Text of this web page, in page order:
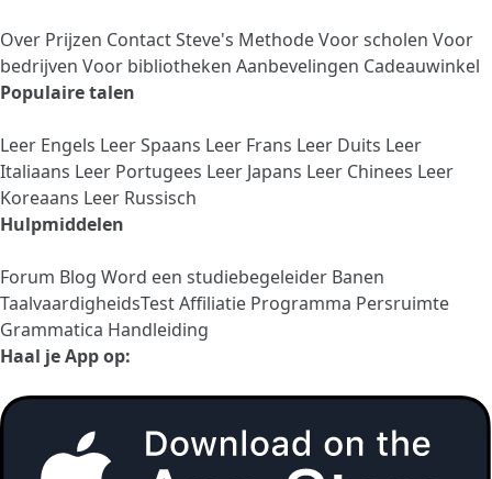
Over Prijzen ContactSteve's MethodeVoor scholen Voor
bedrijven Voor bibliotheken Aanbevelingen Cadeauwinkel
Populaire talen
Leer Engels Leer Spaans Leer Frans Leer Duits Leer
Italiaans Leer Portugees Leer Japans Leer Chinees Leer
Koreaans Leer Russisch
Hulpmiddelen
Forum Blog Word een studiebegeleider Banen
TaalvaardigheidsTestAffiliatie Programma Persruimte
Grammatica Handleiding
Haal je App op: